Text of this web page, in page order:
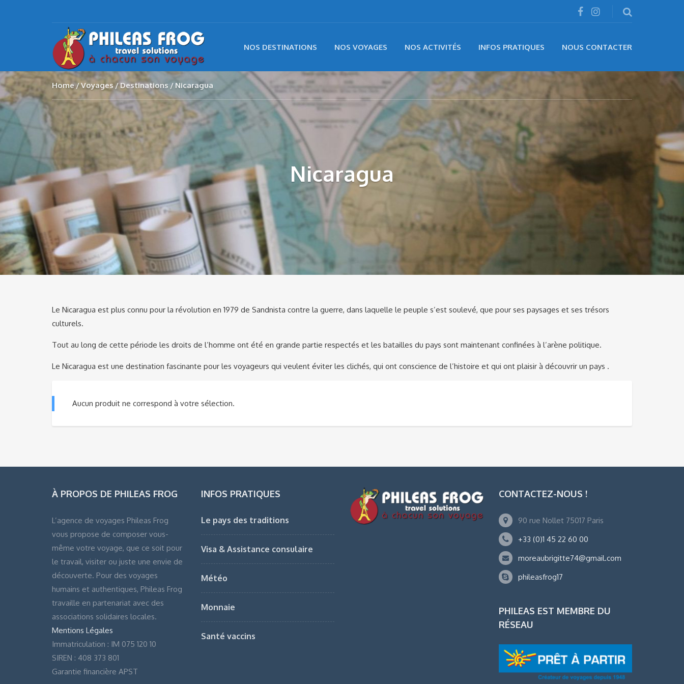
NOS DESTINATIONS NOS VOYAGES NOS ACTIVITÉS INFOS PRATIQUES NOUS CONTACTER
Home Voyages Destinations Nicaragua
Nicaragua
Le Nicaragua est plus connu pour la révolution en 1979 de Sandnista contre la guerre, dans laquelle le peuple s’est soulevé, que pour ses paysages et ses trésors
culturels.
Tout au long de cette période les droits de l’homme ont été en grande partie respectés et les batailles du pays sont maintenant confinées à l’arène politique.
Le Nicaragua est une destination fascinante pour les voyageurs qui veulent éviter les clichés, qui ont conscience de l’histoire et qui ont plaisir à découvrir un pays .
Aucun produit ne correspond à votre sélection.
À PROPOS DE PHILEAS FROG
L’agence de voyages Phileas Frog
vous propose de composer vous-
même votre voyage, que ce soit pour
le travail, visiter ou juste une envie de
découverte. Pour des voyages
humains et authentiques, Phileas Frog
travaille en partenariat avec des
associations solidaires locales.
Mentions Légales
Immatriculation : IM 075 120 10
SIREN : 408 373 801
Garantie financière APST
INFOS PRATIQUES
Le pays des traditions
Visa & Assistance consulaire
Météo
Monnaie
Santé vaccins
CONTACTEZ-NOUS !
90 rue Nollet 75017 Paris
+33 (0)1 45 22 60 00
moreaubrigitte74@gmail.com
phileasfrog17
PHILEAS EST MEMBRE DU
RÉSEAU